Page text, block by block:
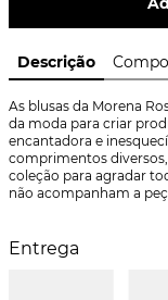
Descrição
As blusas da Morena
da moda para criar
encantadora e
comprimentos
coleção para agradar
não acompanham a
Entrega